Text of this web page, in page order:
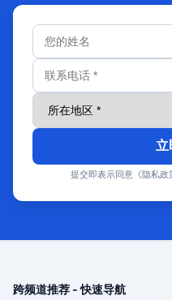
立
提交即表示同意《隐私
跨频道推荐 - 快速导航